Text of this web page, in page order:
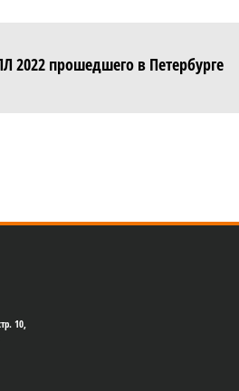
2022 прошедшего в Петербурге
10,